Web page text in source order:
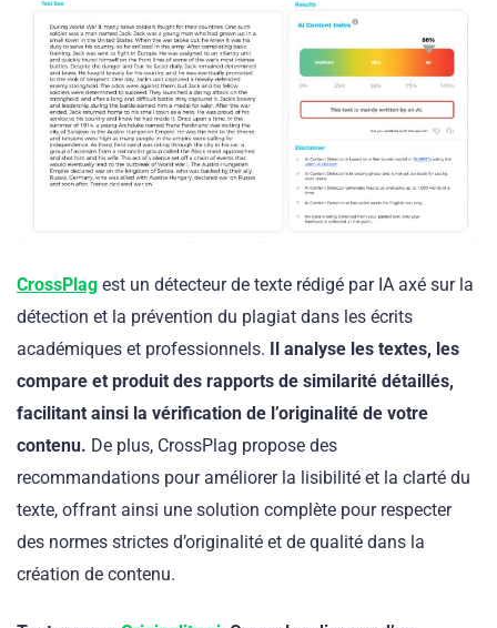
CrossPlag est un détecteur de texte rédigé par IA axé sur la
détection et la prévention du plagiat dans les écrits
académiques et professionnels. Il analyse les textes, les
compare et produit des rapports de similarité détaillés,
facilitant ainsi la vérification de l’originalité de votre
contenu. De plus, CrossPlag propose des
recommandations pour améliorer la lisibilité et la clarté du
texte, offrant ainsi une solution complète pour respecter
des normes strictes d’originalité et de qualité dans la
création de contenu.